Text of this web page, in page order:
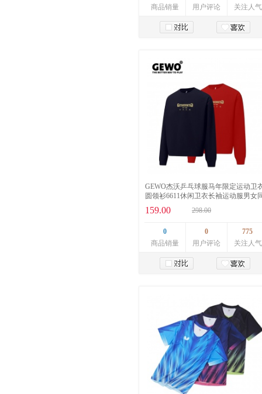
商品销量
用户评论
关注人气
GEWO杰沃乒乓球服马年限定运动卫
圆领衫6611休闲卫衣长袖运动服男女
款
159.00 298.00
0
商品销量
0
用户评论
775
关注人气